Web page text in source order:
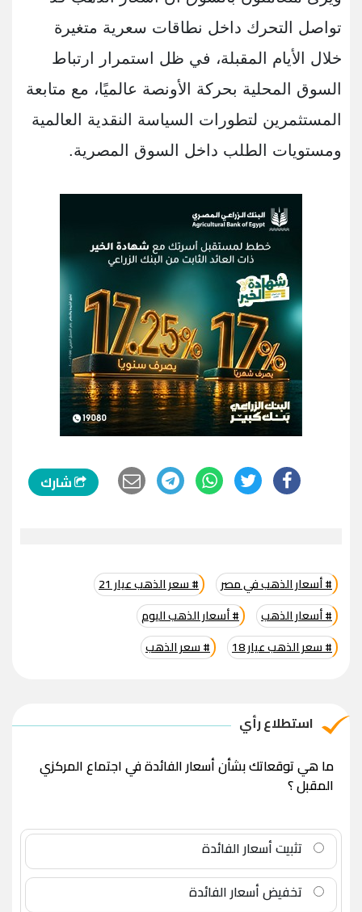
تواصل التحرك داخل نطاقات سعرية متغيرة
خلال الأيام المقبلة، في ظل استمرار ارتباط
السوق المحلية بحركة الأونصة عالميًا، مع متابعة
المستثمرين لتطورات السياسة النقدية العالمية
ومستويات الطلب داخل السوق المصرية.
شارك
# أسعار الذهب في مصر
# سعر الذهب عيار 21
# أسعار الذهب
# أسعار الذهب اليوم
# سعر الذهب عيار 18
# سعر الذهب
استطلاع رأي
ما هي توقعاتك بشأن أسعار الفائدة في اجتماع المركزي
المقبل ؟
تثبيت أسعار الفائدة
تخفيض أسعار الفائدة